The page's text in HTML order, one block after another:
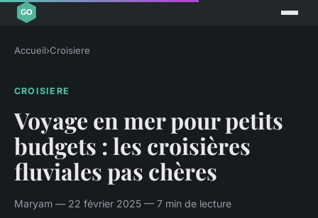
Accueil›Croisiere
CROISIERE
Voyage en mer pour petits
budgets : les croisières
fluviales pas chères
Maryam — 22 février 2025 — 7 min de lecture